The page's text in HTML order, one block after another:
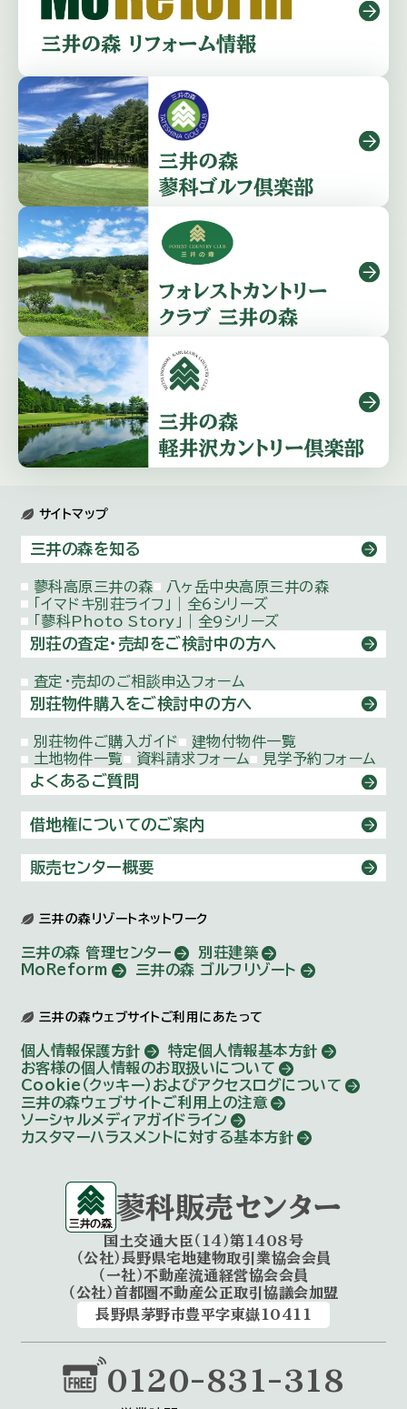
サイトマップ
三井の森を知る
蓼科高原三井の森
八ヶ岳中央高原三井の森
「イマドキ別荘ライフ」｜全6シリーズ
「蓼科Photo Story」｜全9シリーズ
別荘の査定・売却をご検討中の方へ
査定・売却のご相談申込フォーム
別荘物件購入をご検討中の方へ
別荘物件ご購入ガイド
建物付物件一覧
土地物件一覧
資料請求フォーム 見学予約フォーム
よくあるご質問
借地権についてのご案内
販売センター概要
三井の森リゾートネットワーク
三井の森 管理センター
別荘建築
MoReform
三井の森 ゴルフリゾート
三井の森ウェブサイトご利用にあたって
個人情報保護方針
特定個人情報基本方針
お客様の個人情報のお取扱いについて
Cookie（クッキー）およびアクセスログについて
三井の森ウェブサイトご利用上の注意
ソーシャルメディアガイドライン
カスタマーハラスメントに対する基本方針
蓼科販売センター
国土交通大臣（14）第1408号
（公社）長野県宅地建物取引業協会会員
（一社）不動産流通経営協会会員
（公社）首都圏不動産公正取引協議会加盟
長野県茅野市豊平字東嶽10411
0120-831-318